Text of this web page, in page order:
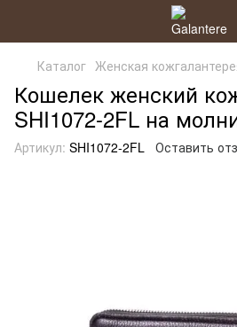
Каталог Женская
Кошелек женский
SHI1072-2FL на
Артикул: SHI1072-2FL Оставить